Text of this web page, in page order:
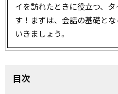
イを訪れたときに役立つ、
す！まずは、会話の基礎と
いきましょう。
目次